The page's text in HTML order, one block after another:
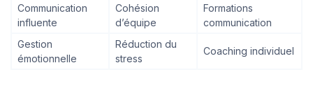
Communication
influente
Cohésion
d’équipe
Formations
communication
Gestion
émotionnelle
Réduction du
stress
Coaching individuel